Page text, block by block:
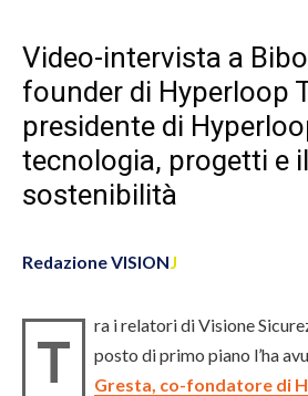
Video-intervista a
founder di Hyperloop
presidente di
tecnologia, progetti e
sostenibilità
Redazione VISION J
T
ra i relatori di Visione
posto di primo piano l’ha
Gresta, co-fondatore di